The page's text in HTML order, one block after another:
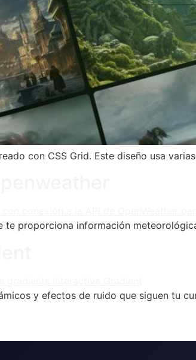
con CSS Grid. Este diseño usa
proporciona información
y efectos de ruido que siguen tu